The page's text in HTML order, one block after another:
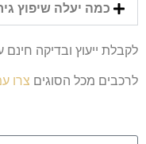
כמה יעלה שיפוץ
לקבלת ייעוץ ובדיקה חינם
לרכבים מכל הסוגים צרו